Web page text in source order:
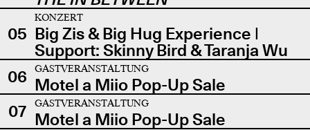
05
KONZERT
Big Zis & Big Hug Experience |
Support: Skinny Bird & Taranja Wu
06
GASTVERANSTALTUNG
Motel a Miio Pop-Up Sale
07
GASTVERANSTALTUNG
Motel a Miio Pop-Up Sale